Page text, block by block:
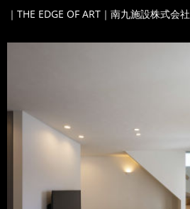
｜THE EDGE OF ART｜南九施設株式会社